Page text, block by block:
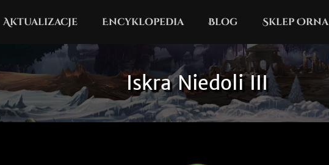
Aktualizacje Encyklopedia Blog Sklep Orna
Iskra Niedoli III